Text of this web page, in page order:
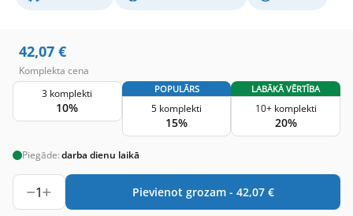
42,07 €
Komplekta cena
3 komplekti
10%
POPULĀRS
5 komplekti
15%
LABĀKĀ VĒRTĪBA
10+ komplekti
20%
Piegāde:darba dienu laikā
1 Pievienot grozam - 42,07 €